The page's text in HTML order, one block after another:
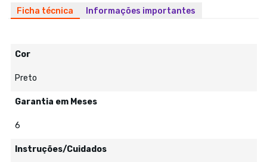
Ficha técnica Informações importantes
Cor
Preto
Garantia em Meses
6
Instruções/Cuidados